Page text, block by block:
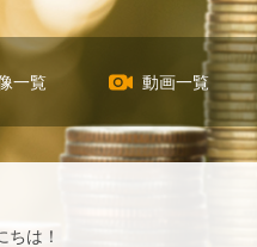
一覧 動画一覧
ちは！